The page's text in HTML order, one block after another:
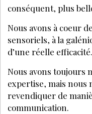
conséquent, plus
Nous avons à coeur
sensoriels, à la
d’une réelle efficacité.
Nous avons toujours
expertise, mais nous
revendiquer de
communication.